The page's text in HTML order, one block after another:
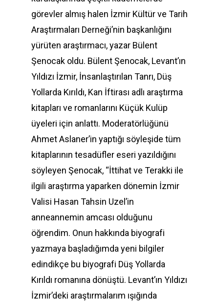
görevler almış halen İzmir Kültür ve Tarih
Araştırmaları Derneği’nin başkanlığını
yürüten araştırmacı, yazar Bülent
Şenocak oldu. Bülent Şenocak, Levant’ın
Yıldızı İzmir, İnsanlaştırılan Tanrı, Düş
Yollarda Kırıldı, Kan İftirası adlı araştırma
kitapları ve romanlarını Küçük Kulüp
üyeleri için anlattı. Moderatörlüğünü
Ahmet Aslaner’in yaptığı söyleşide tüm
kitaplarının tesadüfler eseri yazıldığını
söyleyen Şenocak, “İttihat ve Terakki ile
ilgili araştırma yaparken dönemin İzmir
Valisi Hasan Tahsin Uzel’in
anneannemin amcası olduğunu
öğrendim. Onun hakkında biyografi
yazmaya başladığımda yeni bilgiler
edindikçe bu biyografi Düş Yollarda
Kırıldı romanına dönüştü. Levant’ın Yıldızı
İzmir’deki araştırmalarım ışığında